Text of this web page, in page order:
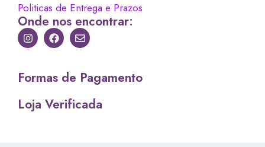
Politicas de Entrega e Prazos
Onde nos encontrar:
Formas de Pagamento
Loja Verificada